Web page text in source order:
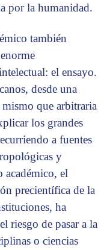
por la humanidad.
también
el ensayo.
desde una
que arbitraria
los grandes
a fuentes
y
académico, el
precientífica de la
ha
riesgo de pasar a la
o ciencias